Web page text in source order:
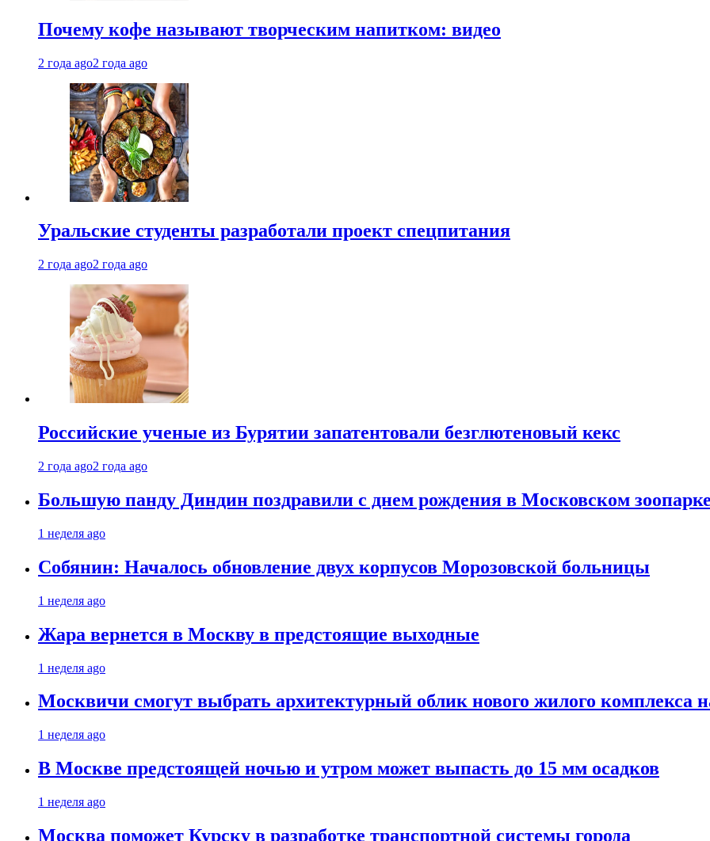
Почему кофе называют творческим напитком: видео
2 года ago2 года ago
Уральские студенты разработали проект спецпитания
2 года ago2 года ago
Российские ученые из Бурятии запатентовали безглютеновый кекс
2 года ago2 года ago
Большую панду Диндин поздравили с днем рождения в Московском зоопарке
1 неделя ago
Собянин: Началось обновление двух корпусов Морозовской больницы
1 неделя ago
Жара вернется в Москву в предстоящие выходные
1 неделя ago
Москвичи смогут выбрать архитектурный облик нового жилого комплекса
1 неделя ago
В Москве предстоящей ночью и утром может выпасть до 15 мм осадков
1 неделя ago
Москва поможет Курску в разработке транспортной системы города